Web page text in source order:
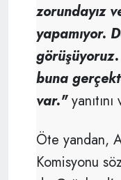
zorundayız
yapamıyor.
buna
var."
Öte yandan,
Komisyonu